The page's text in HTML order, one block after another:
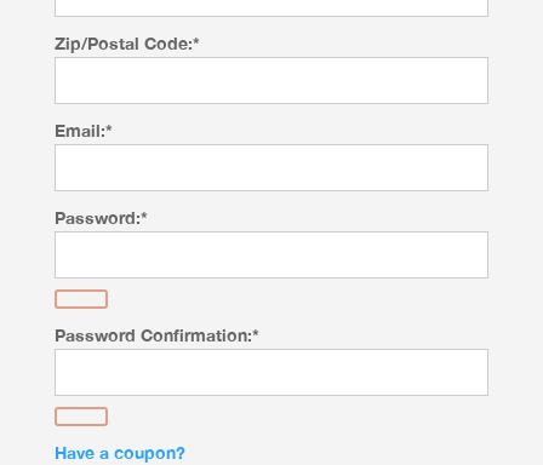
Zip/Postal Code:*
Email:*
Password:*
Password Confirmation:*
Have a coupon?